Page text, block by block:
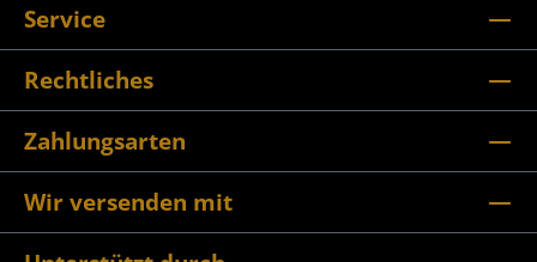
Service
Rechtliches
Zahlungsarten
Wir versenden mit